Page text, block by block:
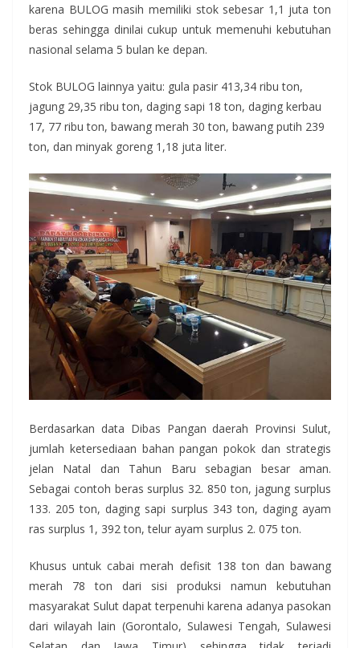
karena BULOG masih memiliki stok sebesar 1,1 juta ton
beras sehingga dinilai cukup untuk memenuhi kebutuhan
nasional selama 5 bulan ke depan.
Stok BULOG lainnya yaitu: gula pasir 413,34 ribu ton,
jagung 29,35 ribu ton, daging sapi 18 ton, daging kerbau
17, 77 ribu ton, bawang merah 30 ton, bawang putih 239
ton, dan minyak goreng 1,18 juta liter.
Berdasarkan data Dibas Pangan daerah Provinsi Sulut,
jumlah ketersediaan bahan pangan pokok dan strategis
jelan Natal dan Tahun Baru sebagian besar aman.
Sebagai contoh beras surplus 32. 850 ton, jagung surplus
133. 205 ton, daging sapi surplus 343 ton, daging ayam
ras surplus 1, 392 ton, telur ayam surplus 2. 075 ton.
Khusus untuk cabai merah defisit 138 ton dan bawang
merah 78 ton dari sisi produksi namun kebutuhan
masyarakat Sulut dapat terpenuhi karena adanya pasokan
dari wilayah lain (Gorontalo, Sulawesi Tengah, Sulawesi